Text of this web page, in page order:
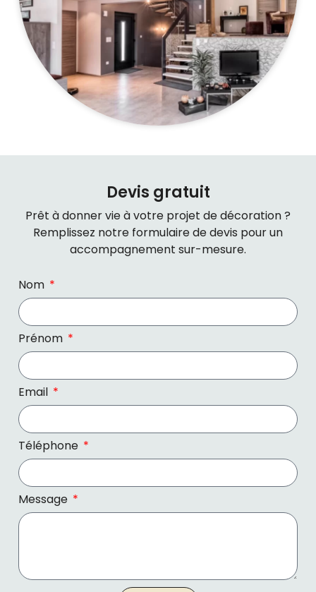
Devis gratuit
Prêt à donner vie à votre projet de décoration ?
Remplissez notre formulaire de devis pour un
accompagnement sur-mesure.
Nom
Prénom
Email
Téléphone
Message